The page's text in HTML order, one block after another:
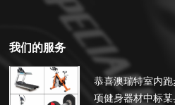
我们的服务
恭喜澳瑞特室内
项健身器材中标